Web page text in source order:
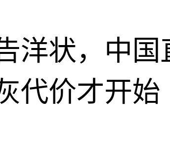
洋状，中国
代价才开始